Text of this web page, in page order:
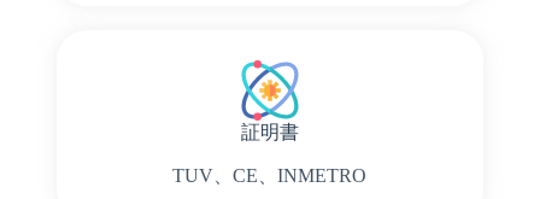
証明書
TUV、CE、INMETRO